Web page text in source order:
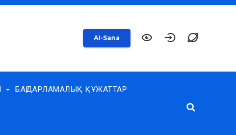
AI-Sana
БАҒДАРЛАМАЛЫҚ ҚҰЖАТТАР